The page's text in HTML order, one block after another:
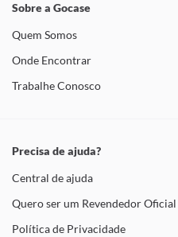
Sobre a Gocase
Quem Somos
Onde Encontrar
Trabalhe Conosco
Precisa de ajuda?
Central de ajuda
Quero ser um Revendedor Oficial
Política de Privacidade